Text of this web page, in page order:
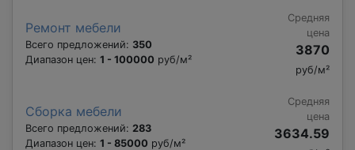
Ремонт мебели
Всего предложений: 350
Диапазон цен: 1 - 100000 руб/м²
Средняя
цена
3870
руб/м²
Сборка мебели
Всего предложений: 283
Диапазон цен: 1 - 85000 руб/м²
Средняя
цена
3634.59